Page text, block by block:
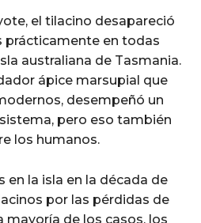
el tilacino desapareció
prácticamente en todas
australiana de Tasmania.
ápice marsupial que
desempeñó un
pero eso también
los humanos.
en la isla en la década de
por las pérdidas de
mayoría de los casos, los